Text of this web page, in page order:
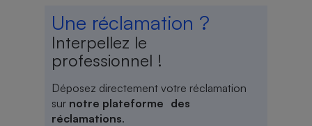
Une réclamation ?
Interpellez le
professionnel !
Déposez directement votre réclamation
sur notre plateforme des
réclamations.